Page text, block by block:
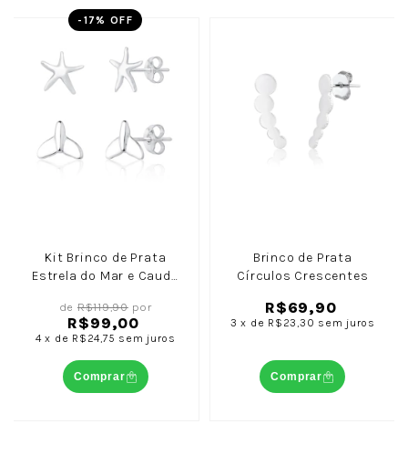
- 17% OFF
Kit Brinco de Prata
Estrela do Mar e Cauda
de R$119,90por
R$99,00
4 x de R$24,75 sem juros
Comprar
Brinco de Prata
Círculos Crescentes
R$69,90
3 x de R$23,30 sem juros
Comprar